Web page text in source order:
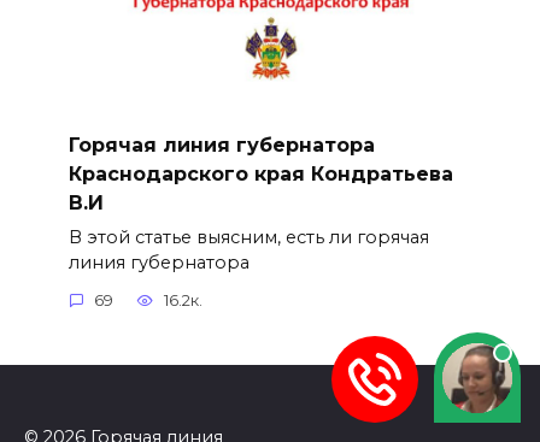
Горячая линия губернатора
Краснодарского края Кондратьева
В.И
В этой статье выясним, есть ли горячая
линия губернатора
69 16.2к.
© 2026 Горячая линия